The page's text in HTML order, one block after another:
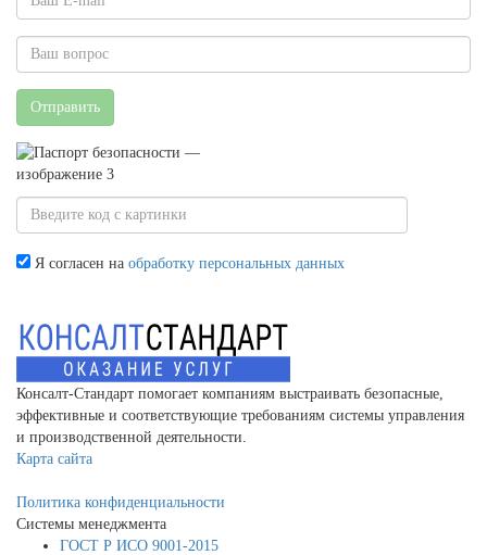
Отправить
Я согласен на обработку персональных данных
Консалт-Стандарт помогает компаниям выстраивать безопасные,
эффективные и соответствующие требованиям системы управления
и производственной деятельности.
Карта сайта
Политика конфиденциальности
Системы менеджмента
ГОСТ Р ИСО 9001-2015